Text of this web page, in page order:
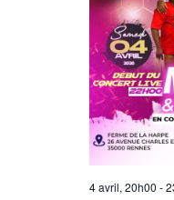
4 avril, 20h00 -